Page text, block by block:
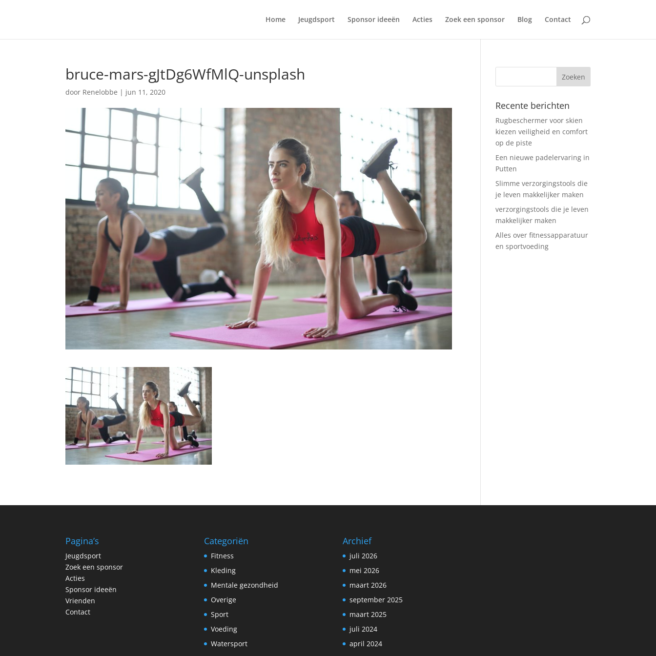
Home Jeugdsport Sponsor ideeën Acties Zoek een sponsor Blog Contact
bruce-mars-gJtDg6WfMlQ-unsplash
door Renelobbe | jun 11, 2020
Recente berichten
Rugbeschermer voor skien
kiezen veiligheid en comfort
op de piste
Een nieuwe padelervaring in
Putten
Slimme verzorgingstools die
je leven makkelijker maken
verzorgingstools die je leven
makkelijker maken
Alles over fitnessapparatuur
en sportvoeding
Pagina’s
Jeugdsport
Zoek een sponsor
Acties
Sponsor ideeën
Vrienden
Contact
Categoriën
Fitness
Kleding
Mentale gezondheid
Overige
Sport
Voeding
Watersport
Archief
juli 2026
mei 2026
maart 2026
september 2025
maart 2025
juli 2024
april 2024